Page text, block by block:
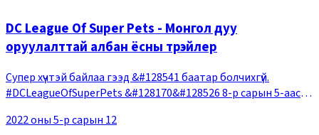
DC League Of Super Pets - Монгол дуу
оруулалттай албан ёсны трэйлер
Супер хүчтэй байлаа гээд &#128541 баатар болчихгүй.
#DCLeagueOfSuperPets &#128170&#128526 8-р сарын 5-аас
2022 оны 5-р сарын 12